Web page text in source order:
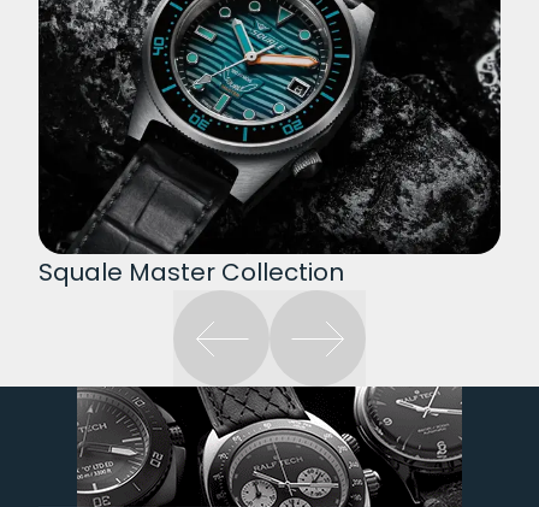
Squale Master Collection